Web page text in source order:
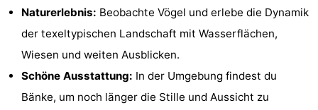
Ferienhäuser
't
Eibernest
-
Naturerlebnis: Beobachte Vögel und erlebe die Dynamik
der texeltypischen Landschaft mit Wasserflächen,
Wiesen und weiten Ausblicken.
Schöne Ausstattung: In der Umgebung findest du
Bänke, um noch länger die Stille und Aussicht zu